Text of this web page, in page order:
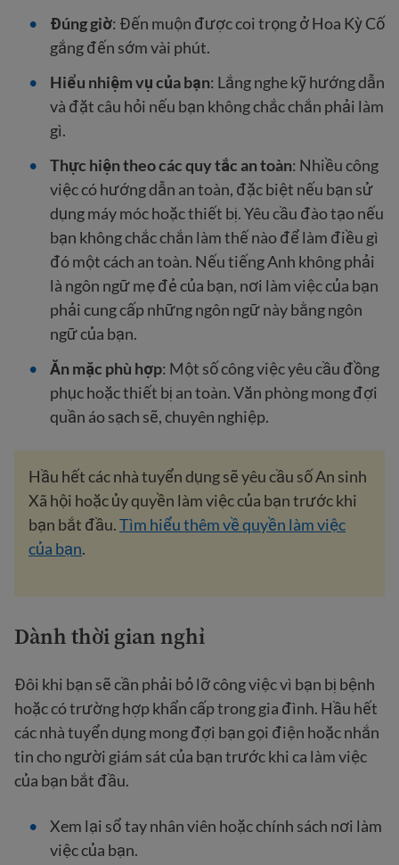
Đúng giờ: Đến muộn được coi trọng ở Hoa Kỳ Cố
gắng đến sớm vài phút.
Hiểu nhiệm vụ của bạn: Lắng nghe kỹ hướng dẫn
và đặt câu hỏi nếu bạn không chắc chắn phải làm
gì.
Thực hiện theo các quy tắc an toàn: Nhiều công
việc có hướng dẫn an toàn, đặc biệt nếu bạn sử
dụng máy móc hoặc thiết bị. Yêu cầu đào tạo nếu
bạn không chắc chắn làm thế nào để làm điều gì
đó một cách an toàn. Nếu tiếng Anh không phải
là ngôn ngữ mẹ đẻ của bạn, nơi làm việc của bạn
phải cung cấp những ngôn ngữ này bằng ngôn
ngữ của bạn.
Ăn mặc phù hợp: Một số công việc yêu cầu đồng
phục hoặc thiết bị an toàn. Văn phòng mong đợi
quần áo sạch sẽ, chuyên nghiệp.
Hầu hết các nhà tuyển dụng sẽ yêu cầu số An sinh
Xã hội hoặc ủy quyền làm việc của bạn trước khi
bạn bắt đầu.Tìm hiểu thêm về quyền làm việc
của bạn.
Dành thời gian nghỉ
Đôi khi bạn sẽ cần phải bỏ lỡ công việc vì bạn bị bệnh
hoặc có trường hợp khẩn cấp trong gia đình. Hầu hết
các nhà tuyển dụng mong đợi bạn gọi điện hoặc nhắn
tin cho người giám sát của bạn trước khi ca làm việc
của bạn bắt đầu.
Xem lại sổ tay nhân viên hoặc chính sách nơi làm
việc của bạn.